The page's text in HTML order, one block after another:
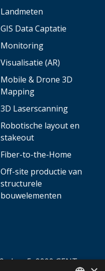
Landmeten
GIS Data Captatie
Monitoring
Visualisatie (AR)
Mobile & Drone 3D
Mapping
3D Laserscanning
Robotische layout en
stakeout
Fiber-to-the-Home
Off-site productie van
structurele
bouwelementen
- bus 5,9000 GENT